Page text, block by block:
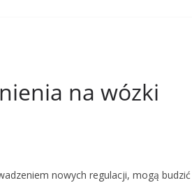
na wózki
nowych regulacji, mogą budzić